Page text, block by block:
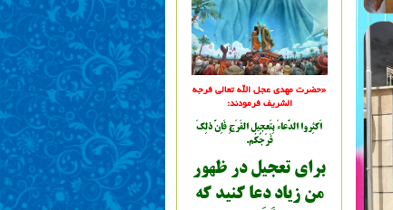
«حضرت مهدي عجل الله تعالی فرجه
الشریف فرمودند:
اَكثِروا الدُّعاءَ بِتَعجِيل الفَرَجِ فَاِنَّ ذلِكَ
فَرَجُكُم.
براي تعجيل در ظهور
من زياد دعا کنيد که